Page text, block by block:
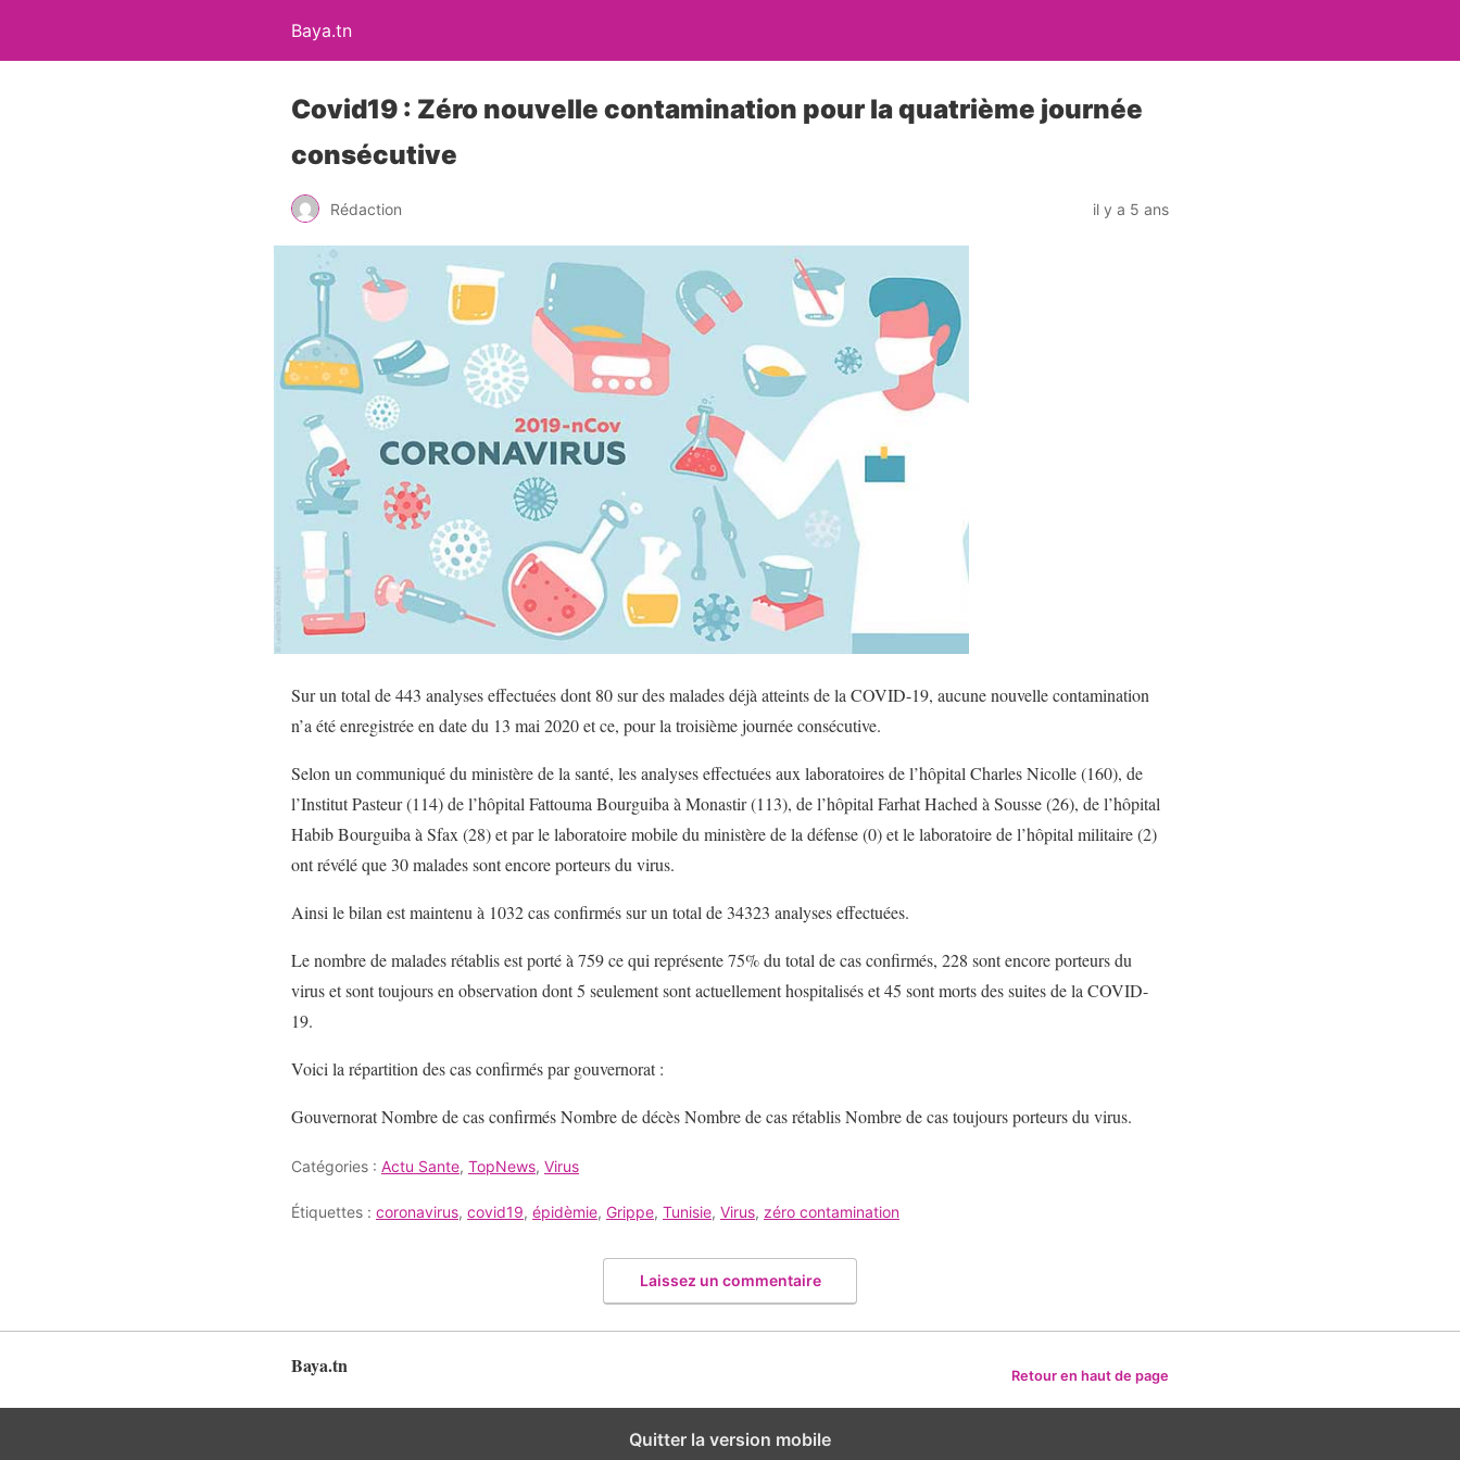
Baya.tn
Covid19 : Zéro nouvelle contamination pour la quatrième journée
consécutive
Rédaction il y a 5 ans
Sur un total de 443 analyses effectuées dont 80 sur des malades déjà atteints de la COVID-19, aucune nouvelle contamination
n’a été enregistrée en date du 13 mai 2020 et ce, pour la troisième journée consécutive.
Selon un communiqué du ministère de la santé, les analyses effectuées aux laboratoires de l’hôpital Charles Nicolle (160), de
l’Institut Pasteur (114) de l’hôpital Fattouma Bourguiba à Monastir (113), de l’hôpital Farhat Hached à Sousse (26), de l’hôpital
Habib Bourguiba à Sfax (28) et par le laboratoire mobile du ministère de la défense (0) et le laboratoire de l’hôpital militaire (2)
ont révélé que 30 malades sont encore porteurs du virus.
Ainsi le bilan est maintenu à 1032 cas confirmés sur un total de 34323 analyses effectuées.
Le nombre de malades rétablis est porté à 759 ce qui représente 75% du total de cas confirmés, 228 sont encore porteurs du
virus et sont toujours en observation dont 5 seulement sont actuellement hospitalisés et 45 sont morts des suites de la COVID-
19.
Voici la répartition des cas confirmés par gouvernorat :
Gouvernorat Nombre de cas confirmés Nombre de décès Nombre de cas rétablis Nombre de cas toujours porteurs du virus.
Catégories : Actu Sante, TopNews, Virus
Étiquettes : coronavirus, covid19, épidèmie, Grippe, Tunisie, Virus, zéro contamination
Laissez un commentaire
Baya.tn Retour en haut de page
Quitter la version mobile